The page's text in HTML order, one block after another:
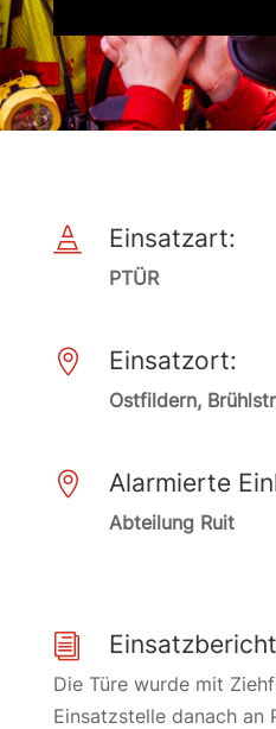
 Einsatzart:
PTÜR
 Einsatzort:
Ostfildern,
 Alarmierte
Abteilung Ruit
i
Die Türe wurde mit
Einsatzstelle danach an